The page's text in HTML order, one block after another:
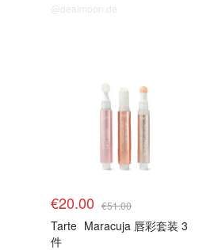
@dealmoon.de
€20.00 €51.00
Tarte Maracuja 唇彩套装 3
件